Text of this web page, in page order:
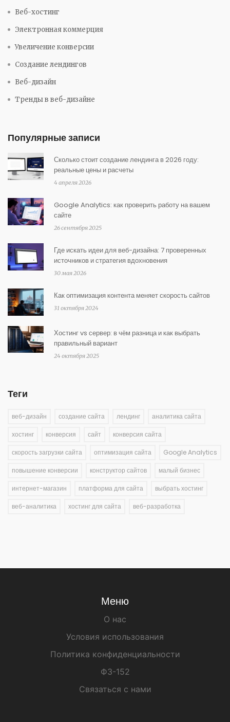
Веб-хостинг
Электронная коммерция
Увеличение конверсии
Создание лендингов
Веб-дизайн
Тренды в веб-дизайне
Популярные записи
Сколько стоит создание лендинга в 2026 году:
реальные цены и расчеты
4 апреля 2026
Google Analytics: как проверить работу на вашем
сайте
26 сентября 2025
Где искать идеи для веб-дизайна: 7 проверенных
источников и стратегия вдохновения
30 мая 2026
Как оптимизация контента меняет скорость сайтов
31 октября 2024
Хостинг vs сервер: в чём разница и как выбрать
правильный вариант
24 октября 2025
Теги
веб-дизайн создание сайта лендинг аналитика сайта
хостинг конверсия сайт конверсия сайта
скорость загрузки сайта оптимизация сайта Google Analytics
повышение конверсии конструктор сайтов малый бизнес
интернет-магазин платформа для сайта выбрать хостинг
веб-аналитика хостинг для сайта веб-разработка
Меню
О нас
Условия использования
Политика конфиденциальности
ФЗ-152
Связаться с нами